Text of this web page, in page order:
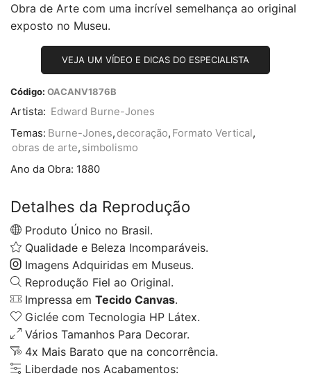
Obra de Arte com uma incrível semelhança ao original
exposto no Museu.
VEJA UM VÍDEO E DICAS DO ESPECIALISTA
Código: OACANV1876B
Artista: Edward Burne-Jones
Temas: Burne-Jones, decoração, Formato Vertical,
obras de arte, simbolismo
Ano da Obra: 1880
Detalhes da Reprodução
Produto Único no Brasil.
Qualidade e Beleza Incomparáveis.
Imagens Adquiridas em Museus.
Reprodução Fiel ao Original.
Impressa em Tecido Canvas.
Giclée com Tecnologia HP Látex.
Vários Tamanhos Para Decorar.
4x Mais Barato que na concorrência.
Liberdade nos Acabamentos: